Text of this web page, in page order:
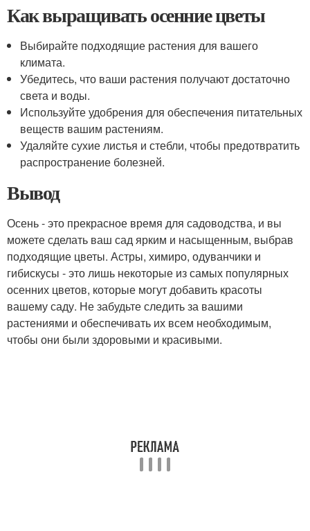
Как выращивать осенние цветы
Выбирайте подходящие растения для вашего
климата.
Убедитесь, что ваши растения получают достаточно
света и воды.
Используйте удобрения для обеспечения питательных
веществ вашим растениям.
Удаляйте сухие листья и стебли, чтобы предотвратить
распространение болезней.
Вывод
Осень - это прекрасное время для садоводства, и вы
можете сделать ваш сад ярким и насыщенным, выбрав
подходящие цветы. Астры, химиро, одуванчики и
гибискусы - это лишь некоторые из самых популярных
осенних цветов, которые могут добавить красоты
вашему саду. Не забудьте следить за вашими
растениями и обеспечивать их всем необходимым,
чтобы они были здоровыми и красивыми.